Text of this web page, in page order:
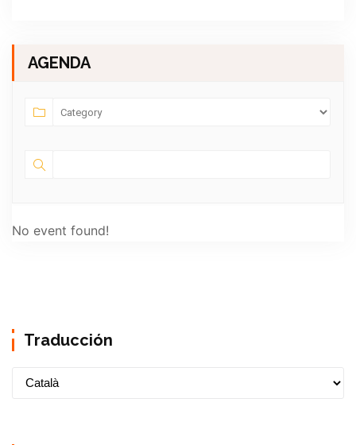
AGENDA
No event found!
Traducción